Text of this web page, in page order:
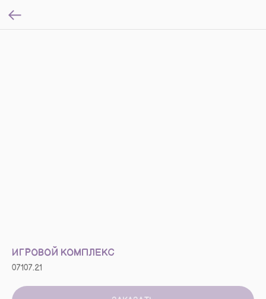
ИГРОВОЙ КОМПЛЕКС
07107.21